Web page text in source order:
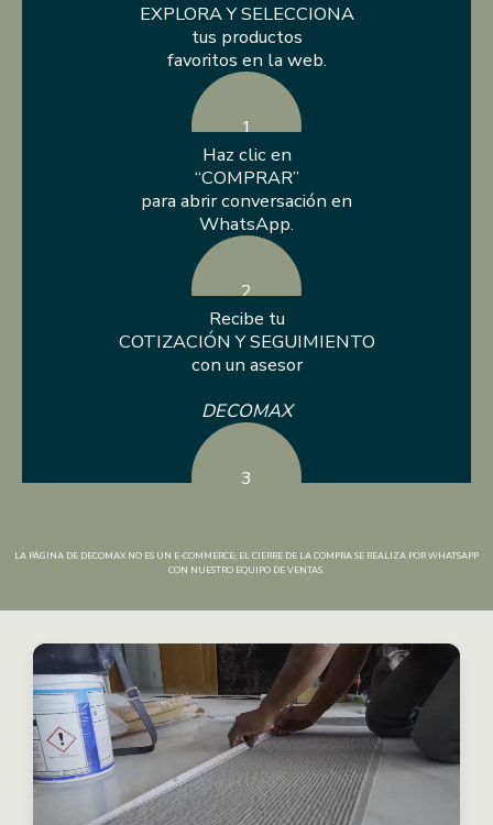
EXPLORA Y SELECCIONA
tus productos
favoritos en la web.
1
Haz clic en
“COMPRAR”
para abrir conversación en
WhatsApp.
2
Recibe tu
COTIZACIÓN Y SEGUIMIENTO
con un asesor
DECOMAX
3
LA PÁGINA DE DECOMAX NO ES UN E-COMMERCE; EL CIERRE DE LA COMPRA SE REALIZA POR WHATSAPP
CON NUESTRO EQUIPO DE VENTAS.